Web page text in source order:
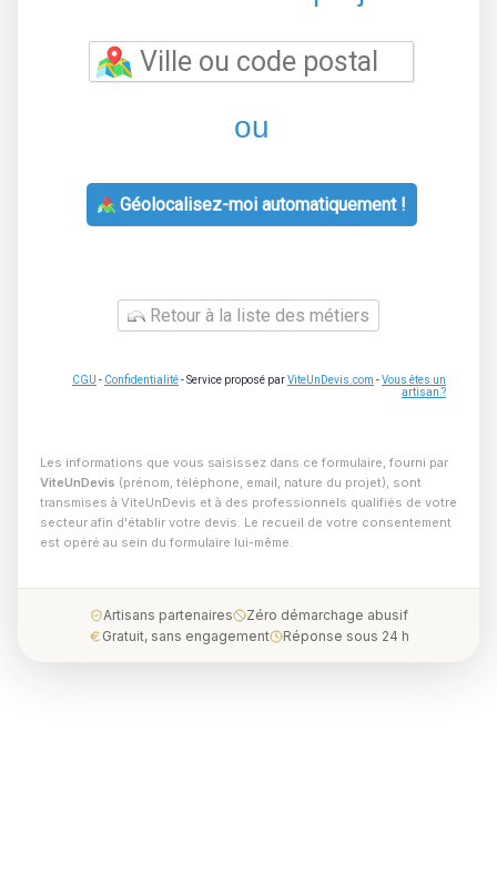
ou
Géolocalisez-moi automatiquement !
Retour à la liste des métiers
CGU - Confidentialité- Service proposé parViteUnDevis.com -Vous êtes un
artisan ?
Les informations que vous saisissez dans ce formulaire, fourni par
ViteUnDevis (prénom, téléphone, email, nature du projet), sont
transmises à ViteUnDevis et à des professionnels qualifiés de votre
secteur afin d'établir votre devis. Le recueil de votre consentement
est opéré au sein du formulaire lui-même.
Artisans partenaires
Zéro démarchage abusif
Gratuit, sans engagement
Réponse sous 24 h